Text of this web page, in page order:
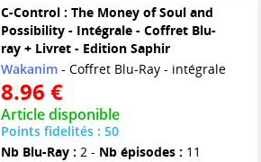
C-Control : The Money of Soul and
Possibility - Intégrale - Coffret Blu-
ray + Livret - Edition Saphir
Wakanim- Coffret Blu-Ray - intégrale
8.96 €
Article disponible
Points fidelités : 50
Nb Blu-Ray : 2 - Nb épisodes : 11